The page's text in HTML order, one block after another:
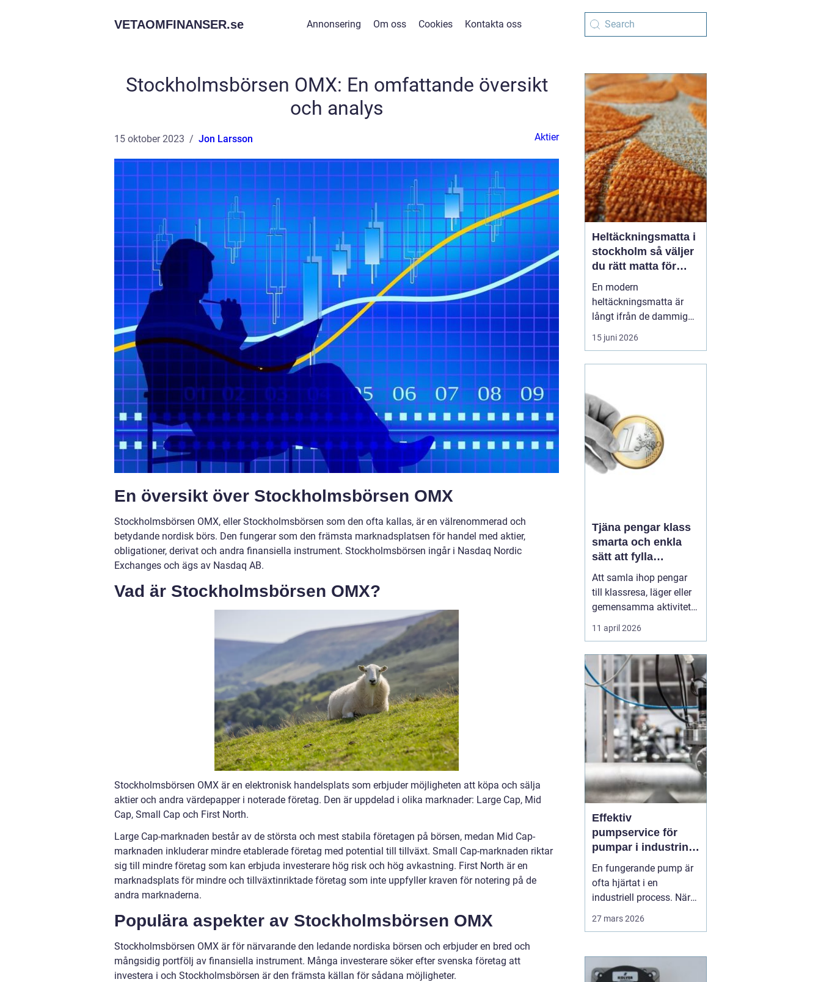
VETAOMFINANSER.se Annonsering Om oss Cookies Kontakta oss
Stockholmsbörsen OMX: En omfattande översikt
och analys
15 oktober 2023 Jon Larsson Aktier
En översikt över Stockholmsbörsen OMX
Stockholmsbörsen OMX, eller Stockholmsbörsen som den ofta kallas, är en välrenommerad och
betydande nordisk börs. Den fungerar som den främsta marknadsplatsen för handel med aktier,
obligationer, derivat och andra finansiella instrument. Stockholmsbörsen ingår i Nasdaq Nordic
Exchanges och ägs av Nasdaq AB.
Vad är Stockholmsbörsen OMX?
Stockholmsbörsen OMX är en elektronisk handelsplats som erbjuder möjligheten att köpa och sälja
aktier och andra värdepapper i noterade företag. Den är uppdelad i olika marknader: Large Cap, Mid
Cap, Small Cap och First North.
Large Cap-marknaden består av de största och mest stabila företagen på börsen, medan Mid Cap-
marknaden inkluderar mindre etablerade företag med potential till tillväxt. Small Cap-marknaden riktar
sig till mindre företag som kan erbjuda investerare hög risk och hög avkastning. First North är en
marknadsplats för mindre och tillväxtinriktade företag som inte uppfyller kraven för notering på de
andra marknaderna.
Populära aspekter av Stockholmsbörsen OMX
Stockholmsbörsen OMX är för närvarande den ledande nordiska börsen och erbjuder en bred och
mångsidig portfölj av finansiella instrument. Många investerare söker efter svenska företag att
investera i och Stockholmsbörsen är den främsta källan för sådana möjligheter.
Heltäckningsmatta i
stockholm så väljer
du rätt matta för
hem och kontor
En modern
heltäckningsmatta är
långt ifrån de dammiga,
svårstädade varianter
många minns från 70-
hygien, snygg design
och hög slitstyrka. För
den som bor eller verkar i
Stockholm har ...
15 juni 2026
Tjäna pengar klass
smarta och enkla
sätt att fylla
klasskassan
Att samla ihop pengar
till klassresa, läger eller
gemensamma aktiviteter
är en återkommande
utmaning i många
tydligt: en minnesvärd
upplevelse där hela
klassen kan följa med.
Vägen dit kräver
däremot planering,
samarbete och ett...
11 april 2026
Effektiv
pumpservice för
pumpar i industrin –
så undviks dyra
driftstopp
En fungerande pump är
ofta hjärtat i en
industriell process. När
professionell
Pumpservice- pumpar...
27 mars 2026